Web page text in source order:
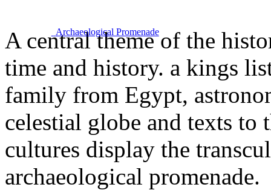
Archaeological Promenade
A central theme of the
time and history. a kings
family from Egypt,
celestial globe and texts to
cultures display the
archaeological promenade.